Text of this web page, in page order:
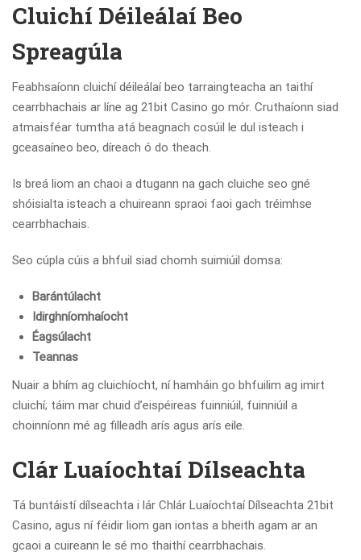
Cluichí Déileálaí Beo
Spreagúla
Feabhsaíonn cluichí déileálaí beo tarraingteacha an taithí
cearrbhachais ar líne ag 21bit Casino go mór. Cruthaíonn siad
atmaisféar tumtha atá beagnach cosúil le dul isteach i
gceasaíneo beo, díreach ó do theach.
Is breá liom an chaoi a dtugann na gach cluiche seo gné
shóisialta isteach a chuireann spraoi faoi gach tréimhse
cearrbhachais.
Seo cúpla cúis a bhfuil siad chomh suimiúil domsa:
Barántúlacht
Idirghníomhaíocht
Éagsúlacht
Teannas
Nuair a bhím ag cluichíocht, ní hamháin go bhfuilim ag imirt
cluichí; táim mar chuid d’eispéireas fuinniúil, fuinniúil a
choinníonn mé ag filleadh arís agus arís eile.
Clár Luaíochtaí Dílseachta
Tá buntáistí dílseachta i lár Chlár Luaíochtaí Dílseachta 21bit
Casino, agus ní féidir liom gan iontas a bheith agam ar an
gcaoi a cuireann le sé mo thaithí cearrbhachais.